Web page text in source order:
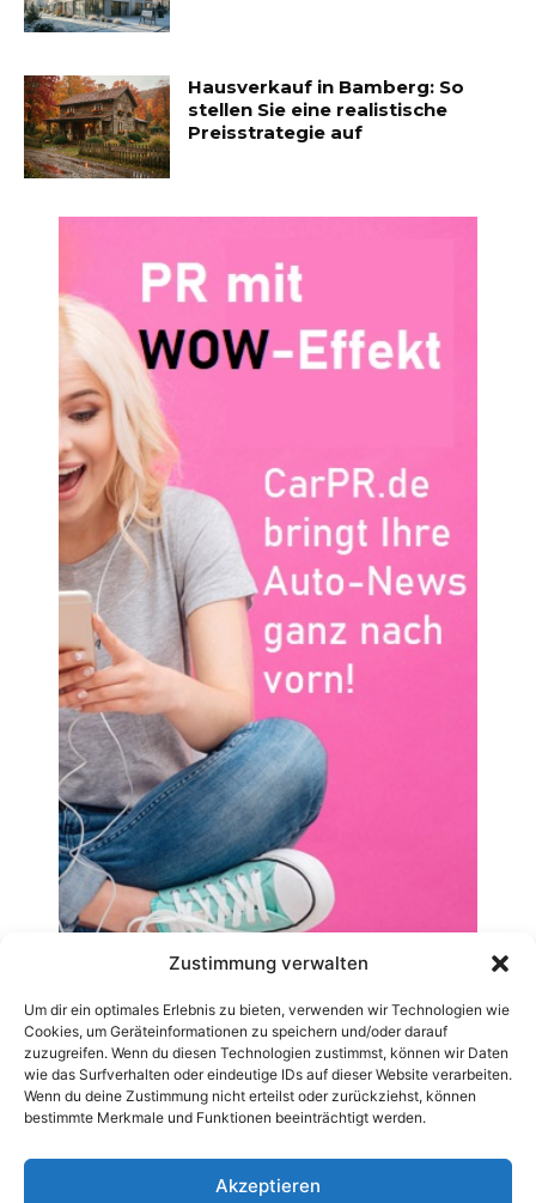
Zustimmung verwalten
Um dir ein optimales Erlebnis zu bieten, verwenden wir Technologien wie
Cookies, um Geräteinformationen zu speichern und/oder darauf
zuzugreifen. Wenn du diesen Technologien zustimmst, können wir Daten
wie das Surfverhalten oder eindeutige IDs auf dieser Website verarbeiten.
Wenn du deine Zustimmung nicht erteilst oder zurückziehst, können
bestimmte Merkmale und Funktionen beeinträchtigt werden.
Akzeptieren
Hausverkauf in Bamberg: So
stellen Sie eine realistische
Preisstrategie auf